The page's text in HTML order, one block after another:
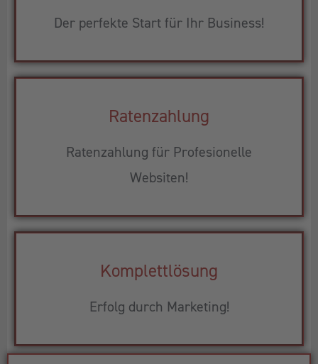
Der perfekte Start für Ihr Business!
Ratenzahlung
Ratenzahlung für Profesionelle
Websiten!
Komplettlösung
Erfolg durch Marketing!